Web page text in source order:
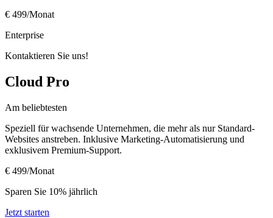
€ 499/Monat
Enterprise
Kontaktieren Sie uns!
Cloud Pro
Am beliebtesten
Speziell für wachsende Unternehmen, die mehr als nur Standard-
Websites anstreben. Inklusive Marketing-Automatisierung und
exklusivem Premium-Support.
€ 499/Monat
Sparen Sie 10% jährlich
Jetzt starten